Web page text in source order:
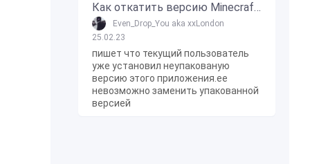
Как откатить версию Minecraft Bedrock Edition на Windows 10?
Even_Drop_You aka xxLondon
25.02.23
пишет что текущий пользователь
уже установил неупакованую
версию этого приложения.ее
невозможно заменить упакованной
версией